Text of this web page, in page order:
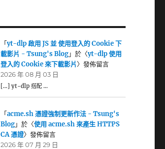
「yt-dlp 啟用 JS 並 使用登入的 Cookie 下
載影片 - Tsung's Blog」於〈yt-dlp 使用
登入的 Cookie 來下載影片〉發佈留言
2026 年 08 月 03 日
[…] yt-dlp 搭配 …
「acme.sh 憑證強制更新作法 - Tsung's
Blog」於〈使用 acme.sh 來產生 HTTPS
CA 憑證〉發佈留言
2026 年 07 月 29 日